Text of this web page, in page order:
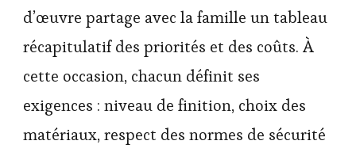
d’œuvre partage avec la famille un tableau
récapitulatif des priorités et des coûts. À
cette occasion, chacun définit ses
exigences : niveau de finition, choix des
matériaux, respect des normes de sécurité